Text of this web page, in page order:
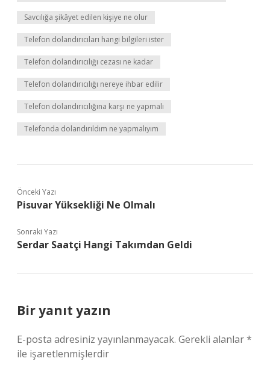
Savcılığa şikâyet edilen kişiye ne olur
Telefon dolandırıcıları hangi bilgileri ister
Telefon dolandırıcılığı cezası ne kadar
Telefon dolandırıcılığı nereye ihbar edilir
Telefon dolandırıcılığına karşı ne yapmalı
Telefonda dolandırıldım ne yapmalıyım
Önceki Yazı
Pisuvar Yüksekliği Ne Olmalı
Sonraki Yazı
Serdar Saatçi Hangi Takımdan Geldi
Bir yanıt yazın
E-posta adresiniz yayınlanmayacak. Gerekli alanlar*
ile işaretlenmişlerdir